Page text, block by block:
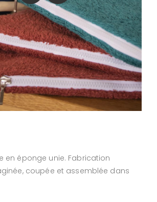
en éponge unie. Fabrication
coupée et assemblée dans